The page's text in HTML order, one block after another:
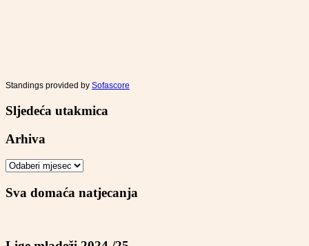
Standings provided by Sofascore
Sljedeća utakmica
Arhiva
Arhiva
Sva domaća natjecanja